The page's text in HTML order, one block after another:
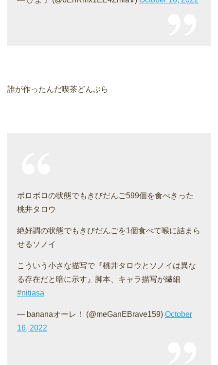
誰が作ったんだ喫茶どんぶら
ボロボロの状態でもきびだんご599個を食べきった
桃井タロウ
絶好調の状態でもきびだんごを1個食べて喉に詰まら
せるソノイ
こういう小さな描写で『桃井タロウとソノイは異な
る存在だと暗に示す』脚本、キャラ描写が繊細
#nitiasa
— bananaオーレ！ (@meGanEBrave159) October
16, 2022